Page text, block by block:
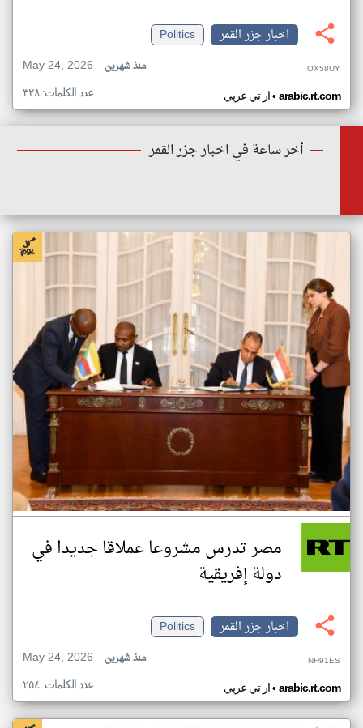
اخبار جزر القمر
Politics
May 24, 2026
منذ شهرين OX58UY
ار تي عربي• arabic.rt.com عدد الكلمات: ٣٢٨
أخر ساعة في اخبار جزر القمر
مصر تدرس مشروعا عملاقا جديدا في
دولة إفريقية
اخبار جزر القمر
Politics
May 24, 2026
منذ شهرين NH91ES
ار تي عربي• arabic.rt.com عدد الكلمات: ٢٥٤